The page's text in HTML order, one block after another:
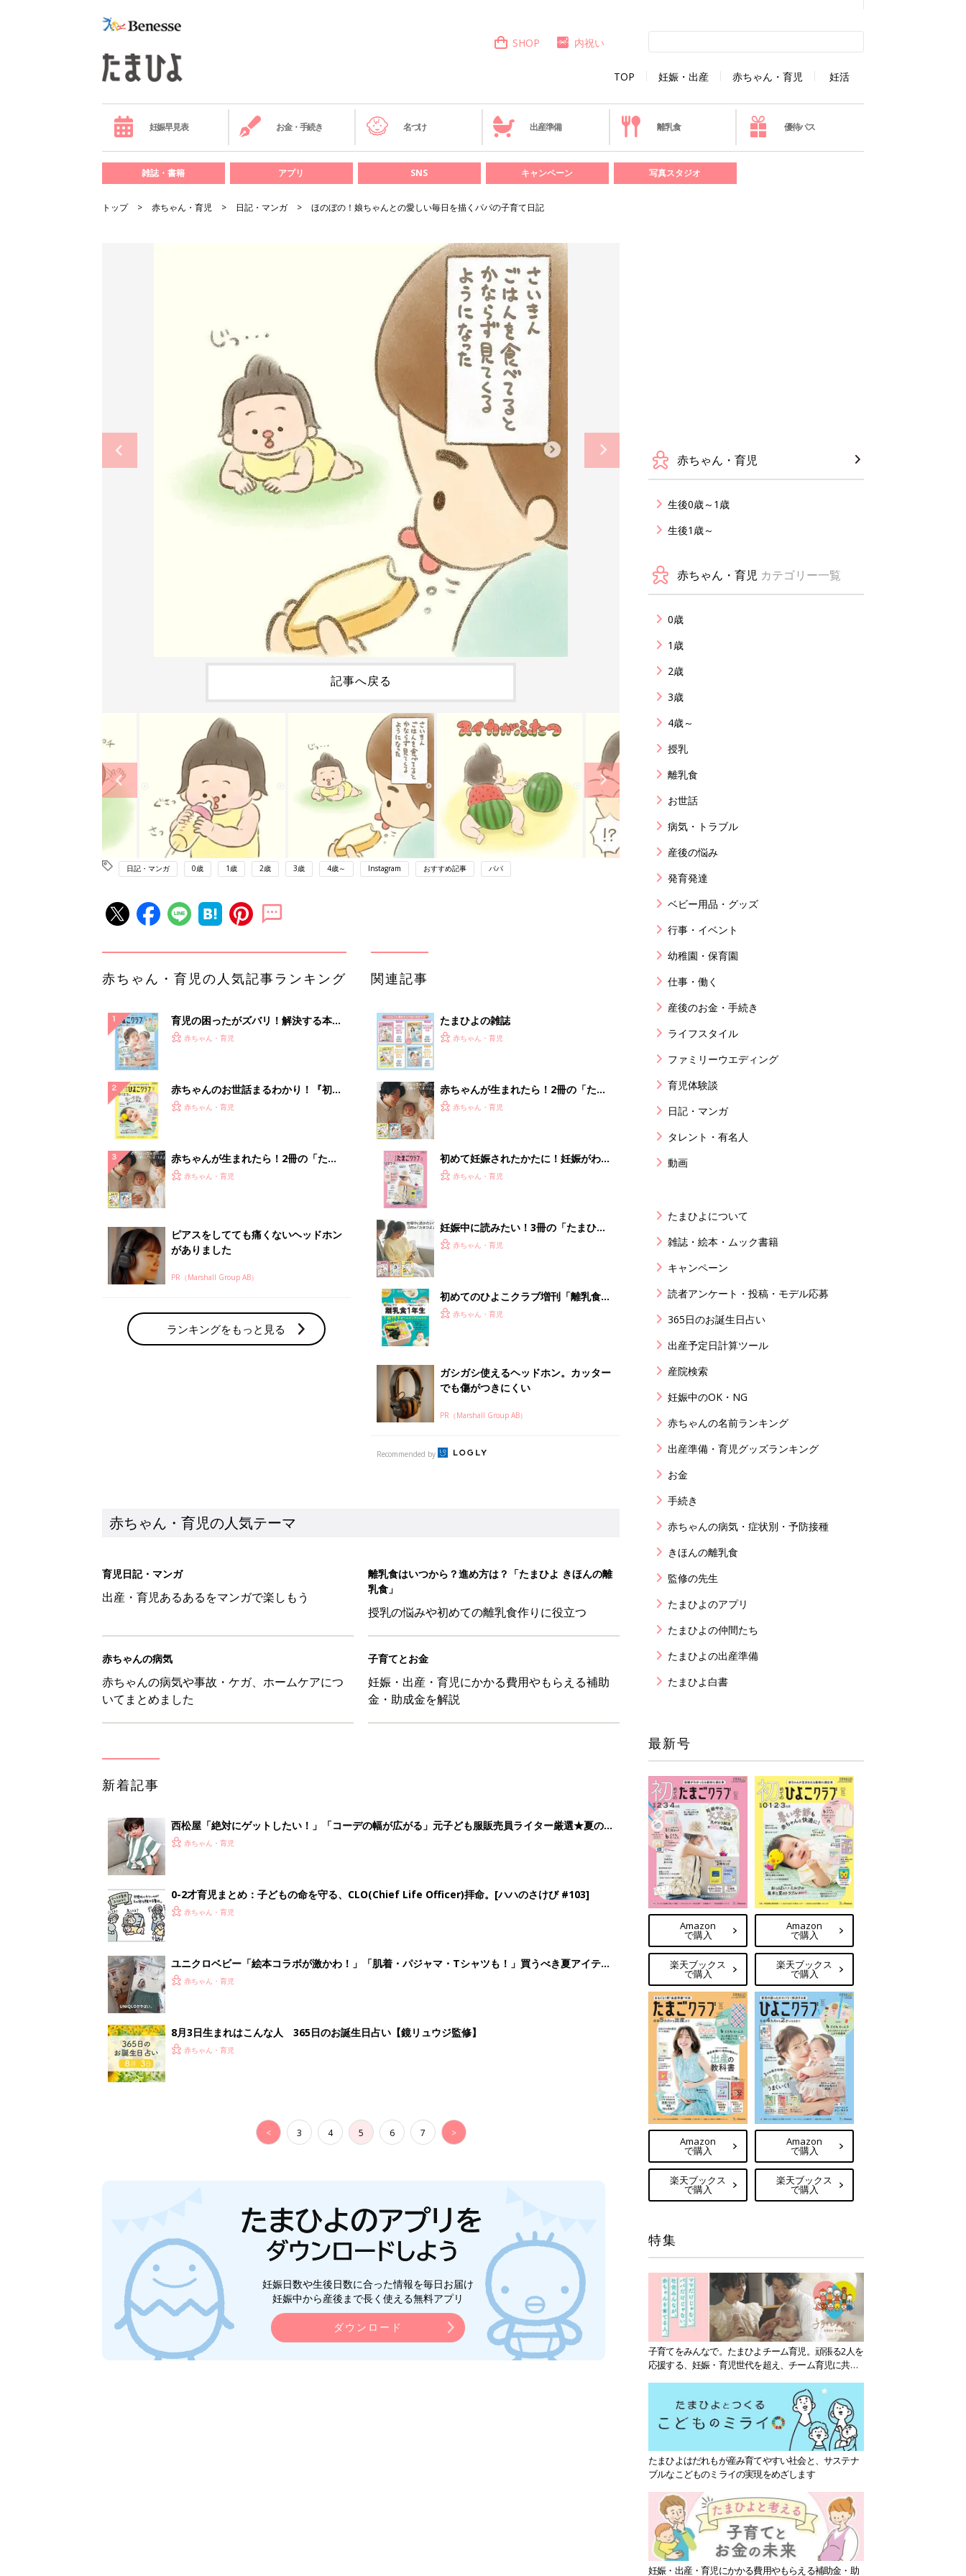
TOP 妊娠・出産 赤ちゃん・育児 妊活
SHOP 内祝い
妊娠早見表 お金・手続き 名づけ 出産準備 離乳食 優待パス
雑誌・書籍 アプリ SNS キャンペーン 写真スタジオ
トップ 赤ちゃん・育児 日記・マンガ ほのぼの！娘ちゃんとの愛しい毎日を描くパパの子育て日記
記事へ戻る
日記・マンガ 0歳 1歳 2歳 3歳 4歳～ Instagram おすすめ記事 パパ
赤ちゃん・育児の人気記事ランキング
育児の困ったがズバリ！解決する本
『ひよこクラブ 夏号』 4カ月～2才
赤ちゃん・育児
赤ちゃんのお世話まるわかり！『初め
てのひよこクラブ 夏号』〈巻頭大特
赤ちゃん・育児
赤ちゃんが生まれたら！2冊の「たま
ひよ」
赤ちゃん・育児
ピアスをしてても痛くないヘッドホン
がありました
PR（Marshall Group AB）
ランキングをもっと見る
関連記事
たまひよの雑誌
赤ちゃん・育児
赤ちゃんが生まれたら！2冊の「たま
ひよ」
赤ちゃん・育児
初めて妊娠されたかたに！妊娠がわか
ったら最初に読む本『初めてのたまご
赤ちゃん・育児
妊娠中に読みたい！3冊の「たまひ
よ」赤ちゃん・育児
初めてのひよこクラブ増刊「離乳食1
年生 1皿作るだけ！オールインワン​レ
赤ちゃん・育児
ガシガシ使えるヘッドホン。カッター
でも傷がつきにくい
PR（Marshall Group AB）
Recommended by
赤ちゃん・育児の人気テーマ
育児日記・マンガ
出産・育児あるあるをマンガで楽しもう
離乳食はいつから？進め方は？「たまひよ きほんの離
乳食」
授乳の悩みや初めての離乳食作りに役立つ
赤ちゃんの病気
赤ちゃんの病気や事故・ケガ、ホームケアにつ
いてまとめました
子育てとお金
妊娠・出産・育児にかかる費用やもらえる補助
金・助成金を解説
新着記事
西松屋「絶対にゲットしたい！」「コーデの幅が広がる」元子ども服販売員ライター厳選★夏のバ
ズりアイテム5選
赤ちゃん・育児
0-2才育児まとめ：子どもの命を守る、CLO(Chief Life Officer)拝命。[ハハのさけび #103]
赤ちゃん・育児
ユニクロベビー「絵本コラボが激かわ！」「肌着・パジャマ・Tシャツも！」買うべき夏アイテム
5選赤ちゃん・育児
8月3日生まれはこんな人 365日のお誕生日占い【鏡リュウジ監修】
赤ちゃん・育児
< 3 4 5 6 7 >
妊娠日数や生後日数に合った情報を毎日お届け
妊娠中から産後まで長く使える無料アプリ
ダウンロード
赤ちゃん・育児
生後0歳～1歳
生後1歳～
赤ちゃん・育児 カテゴリー一覧
0歳
1歳
2歳
3歳
4歳～
授乳
離乳食
お世話
病気・トラブル
産後の悩み
発育発達
ベビー用品・グッズ
行事・イベント
幼稚園・保育園
仕事・働く
産後のお金・手続き
ライフスタイル
ファミリーウエディング
育児体験談
日記・マンガ
タレント・有名人
動画
たまひよについて
雑誌・絵本・ムック書籍
キャンペーン
読者アンケート・投稿・モデル応募
365日のお誕生日占い
出産予定日計算ツール
産院検索
妊娠中のOK・NG
赤ちゃんの名前ランキング
出産準備・育児グッズランキング
お金
手続き
赤ちゃんの病気・症状別・予防接種
きほんの離乳食
監修の先生
たまひよのアプリ
たまひよの仲間たち
たまひよの出産準備
たまひよ白書
最新号
Amazon
で購入
楽天ブックス
で購入
Amazon
で購入
楽天ブックス
で購入
Amazon
で購入
楽天ブックス
で購入
Amazon
で購入
楽天ブックス
で購入
特集
子育てをみんなで。たまひよチーム育児。頑張る2人を
応援する、妊娠・育児世代を超え、チーム育児に共感
たまひよはだれもが産み育てやすい社会と、サステナ
ブルなこどものミライの実現をめざします
妊娠・出産・育児にかかる費用やもらえる補助金・助